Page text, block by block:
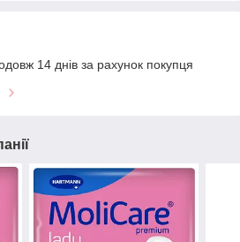
14 днів за рахунок покупця